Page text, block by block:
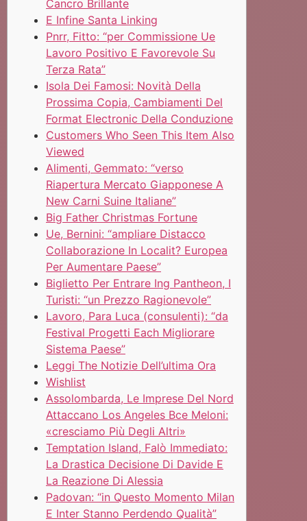
Cancro Brillante
E Infine Santa Linking
Pnrr, Fitto: “per Commissione Ue
Lavoro Positivo E Favorevole Su
Terza Rata”
Isola Dei Famosi: Novità Della
Prossima Copia, Cambiamenti Del
Format Electronic Della Conduzione
Customers Who Seen This Item Also
Viewed
Alimenti, Gemmato: “verso
Riapertura Mercato Giapponese A
New Carni Suine Italiane”
Big Father Christmas Fortune
Ue, Bernini: “ampliare Distacco
Collaborazione In Localit? Europea
Per Aumentare Paese”
Biglietto Per Entrare Ing Pantheon, I
Turisti: “un Prezzo Ragionevole”
Lavoro, Para Luca (consulenti): “da
Festival Progetti Each Migliorare
Sistema Paese”
Leggi The Notizie Dell’ultima Ora
Wishlist
Assolombarda, Le Imprese Del Nord
Attaccano Los Angeles Bce Meloni:
«cresciamo Più Degli Altri»
Temptation Island, Falò Immediato:
La Drastica Decisione Di Davide E
La Reazione Di Alessia
Padovan: “in Questo Momento Milan
E Inter Stanno Perdendo Qualità”